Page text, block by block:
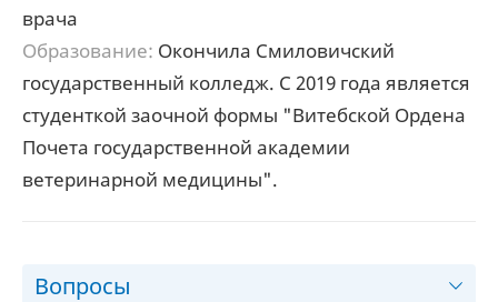
врача
Образование: Окончила Смиловичский
государственный колледж. С 2019 года является
студенткой заочной формы "Витебской Ордена
Почета государственной академии
ветеринарной медицины".
Вопросы